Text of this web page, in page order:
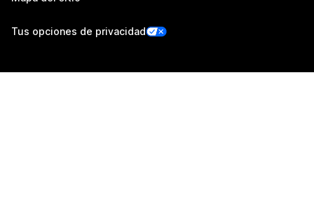
Tus opciones de privacidad